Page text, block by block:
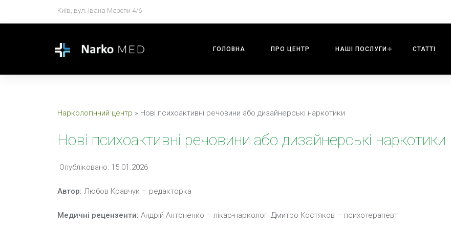
Київ, вул. Івана Мазепи 4/6
ГОЛОВНА ПРО ЦЕНТР НАШI ПОСЛУГИ СТАТТІ
Наркологічний центр » Нові психоактивні речовини або дизайнерські наркотики
Нові психоактивні речовини або дизайнерські наркотики
Опубліковано: 15.01.2026
Автор: Любов Кравчук – редакторка
Медичні рецензенти: Андрій Антоненко – лікар-нарколог; Дмитро Костяков – психотерапевт